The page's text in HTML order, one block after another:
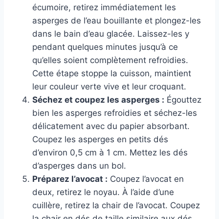
écumoire, retirez immédiatement les
asperges de l’eau bouillante et plongez-les
dans le bain d’eau glacée. Laissez-les y
pendant quelques minutes jusqu’à ce
qu’elles soient complètement refroidies.
Cette étape stoppe la cuisson, maintient
leur couleur verte vive et leur croquant.
Séchez et coupez les asperges : Égouttez
bien les asperges refroidies et séchez-les
délicatement avec du papier absorbant.
Coupez les asperges en petits dés
d’environ 0,5 cm à 1 cm. Mettez les dés
d’asperges dans un bol.
Préparez l’avocat : Coupez l’avocat en
deux, retirez le noyau. À l’aide d’une
cuillère, retirez la chair de l’avocat. Coupez